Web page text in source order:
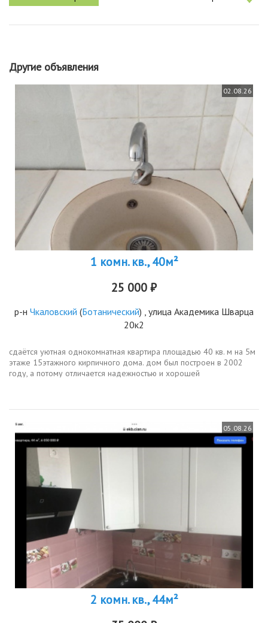
Другие объявления
02.08.26
1 комн. кв., 40м²
25 000 ₽
р-н Чкаловский (Ботанический) , улица Академика Шварца
20к2
сдаётся уютная однокомнатная квартира площадью 40 кв. м на 5м
этаже 15этажного кирпичного дома. дом был построен в 2002
году, а потому отличается надежностью и хорошей
05.08.26
2 комн. кв., 44м²